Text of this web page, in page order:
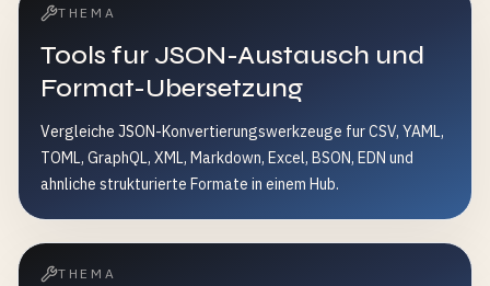
THEMA
Tools fur JSON-Austausch und
Format-Ubersetzung
Vergleiche JSON-Konvertierungswerkzeuge fur CSV, YAML,
TOML, GraphQL, XML, Markdown, Excel, BSON, EDN und
ahnliche strukturierte Formate in einem Hub.
THEMA